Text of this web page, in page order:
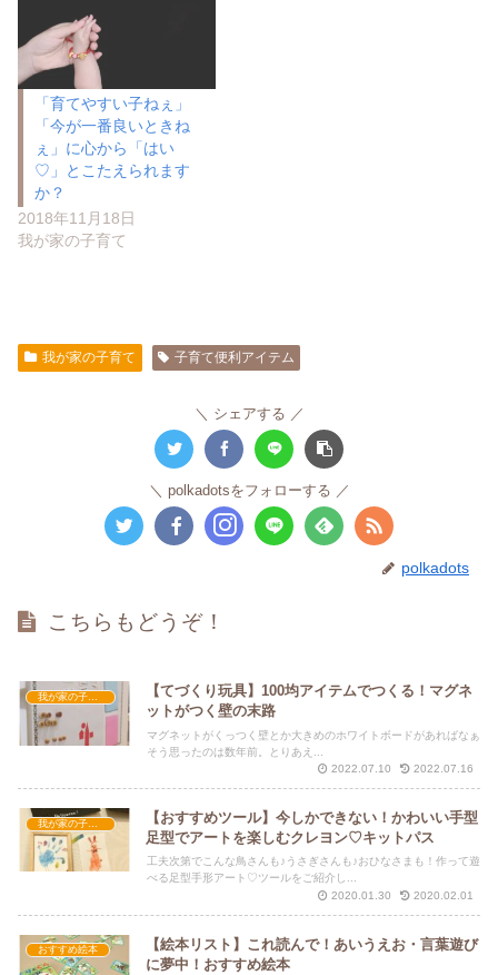
「育てやすい子ねぇ」
「今が一番良いときね
ぇ」に心から「はい
♡」とこたえられます
か？
2018年11月18日
我が家の子育て
我が家の子育て 子育て便利アイテム
シェアする
polkadotsをフォローする
polkadots
こちらもどうぞ！
【てづくり玩具】100均アイテムでつくる！マグネ
ットがつく壁の末路
マグネットがくっつく壁とか大きめのホワイトボードがあればなぁ
そう思ったのは数年前。とりあえ...
2022.07.10
2022.07.16
【おすすめツール】今しかできない！かわいい手型
足型でアートを楽しむクレヨン♡キットパス
工夫次第でこんな鳥さんも♪うさぎさんも♪おひなさまも！作って遊
べる足型手形アート♡ツールをご紹介し...
2020.01.30
2020.02.01
おすすめ絵本
【絵本リスト】これ読んで！あいうえお・言葉遊び
に夢中！おすすめ絵本